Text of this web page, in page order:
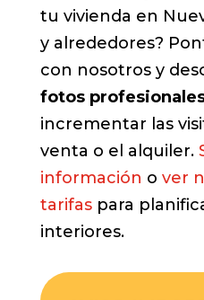
tu vivienda en
y alrededores?
con nosotros y
fotos
incrementar las
venta o el alquiler.
información o ver
tarifaspara
interiores.